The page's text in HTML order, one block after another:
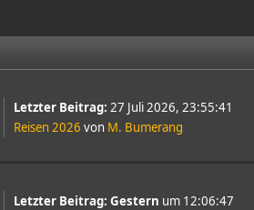
Letzter Beitrag: 27 Juli 2026, 23:55:41
Reisen 2026 von M. Bumerang
Letzter Beitrag: Gestern um 12:06:47